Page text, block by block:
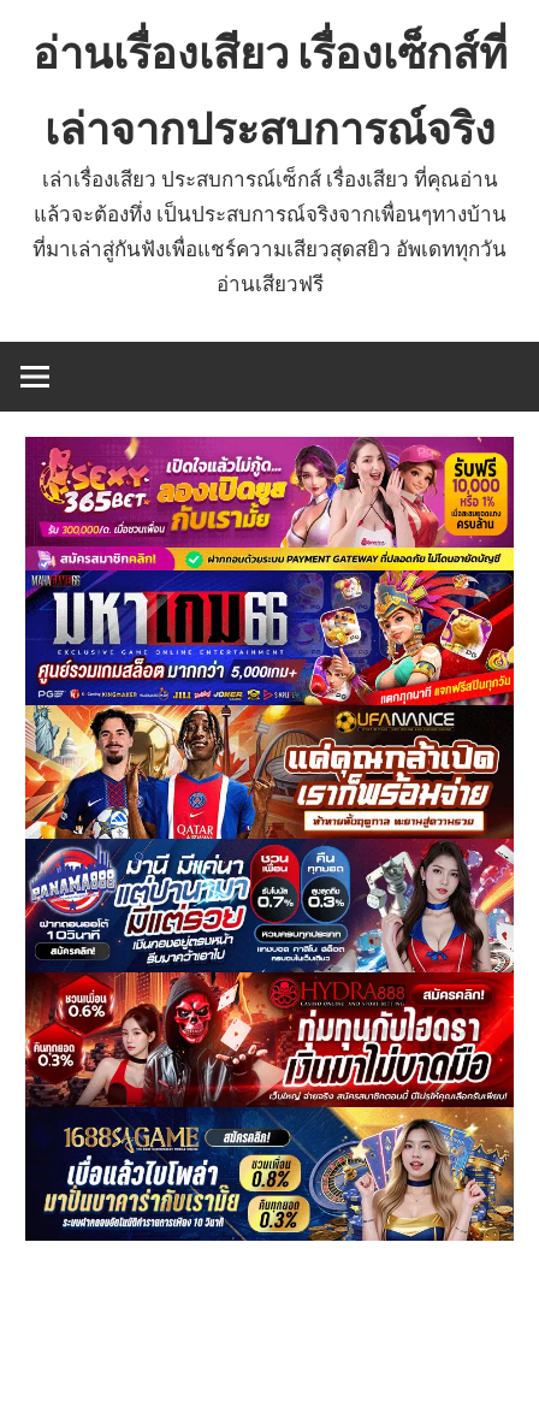
อ่านเรื่องเสียว เรื่องเซ็กส์ที่
เล่าจากประสบการณ์จริง
เล่าเรื่องเสียว ประสบการณ์เซ็กส์ เรื่องเสียว ที่คุณอ่าน
แล้วจะต้องทึ่ง เป็นประสบการณ์จริงจากเพื่อนๆทางบ้าน
ที่มาเล่าสู่กันฟังเพื่อแชร์ความเสียวสุดสยิว อัพเดททุกวัน
อ่านเสียวฟรี